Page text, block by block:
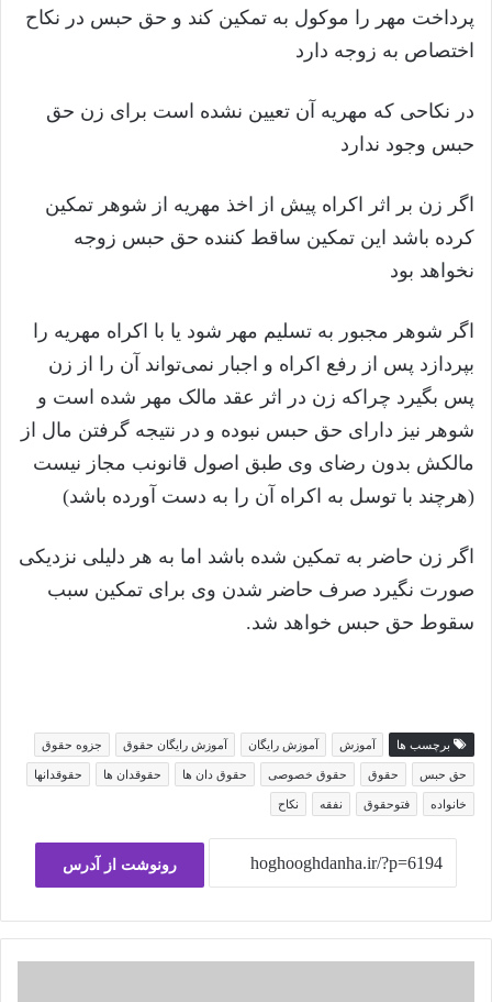
پرداخت مهر را موکول به تمکین کند و حق حبس در نکاح
اختصاص به زوجه دارد
در نکاحی که مهریه آن تعیین نشده است برای زن حق
حبس وجود ندارد
اگر زن بر اثر اکراه پیش از اخذ مهریه از شوهر تمکین
کرده باشد این تمکین ساقط کننده حق حبس زوجه
نخواهد بود
اگر شوهر مجبور به تسلیم مهر شود یا با اکراه مهریه را
بپردازد پس از رفع اکراه و اجبار نمی‌تواند آن را از زن
پس بگیرد چراکه زن در اثر عقد مالک مهر شده است و
شوهر نیز دارای حق حبس نبوده و در نتیجه گرفتن مال از
مالکش بدون رضای وی طبق اصول قانونب مجاز نیست
(هرچند با توسل به اکراه آن را به دست آورده باشد)
اگر زن حاضر به تمکین شده باشد اما به هر دلیلی نزدیکی
صورت نگیرد صرف حاضر شدن وی برای تمکین سبب
سقوط حق حبس خواهد شد.
برچسب ها آموزش آموزش رایگان آموزش رایگان حقوق جزوه حقوق
حق حبس حقوق حقوق خصوصی حقوق دان ها حقوقدان ها حقوقدانها
خانواده فتوحقوق نفقه نکاح
رونوشت از آدرس